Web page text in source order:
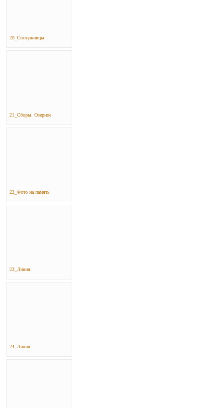
20_Сослуживцы
21_Сборы. Озерное
22_Фото на память
23_Ливия
24_Ливия